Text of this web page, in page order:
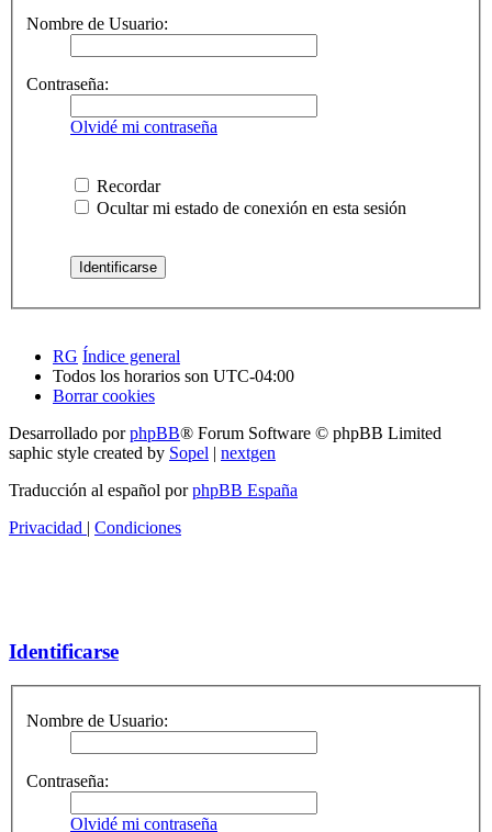
Nombre de Usuario:
Contraseña:
Olvidé mi contraseña
Recordar
Ocultar mi estado de conexión en esta sesión
RG Índice general
Todos los horarios son UTC-04:00
Borrar cookies
Desarrollado porphpBB® Forum Software © phpBB Limited
saphic style created by Sopel | nextgen
Traducción al español porphpBB España
Privacidad | Condiciones
Identificarse
Nombre de Usuario:
Contraseña:
Olvidé mi contraseña